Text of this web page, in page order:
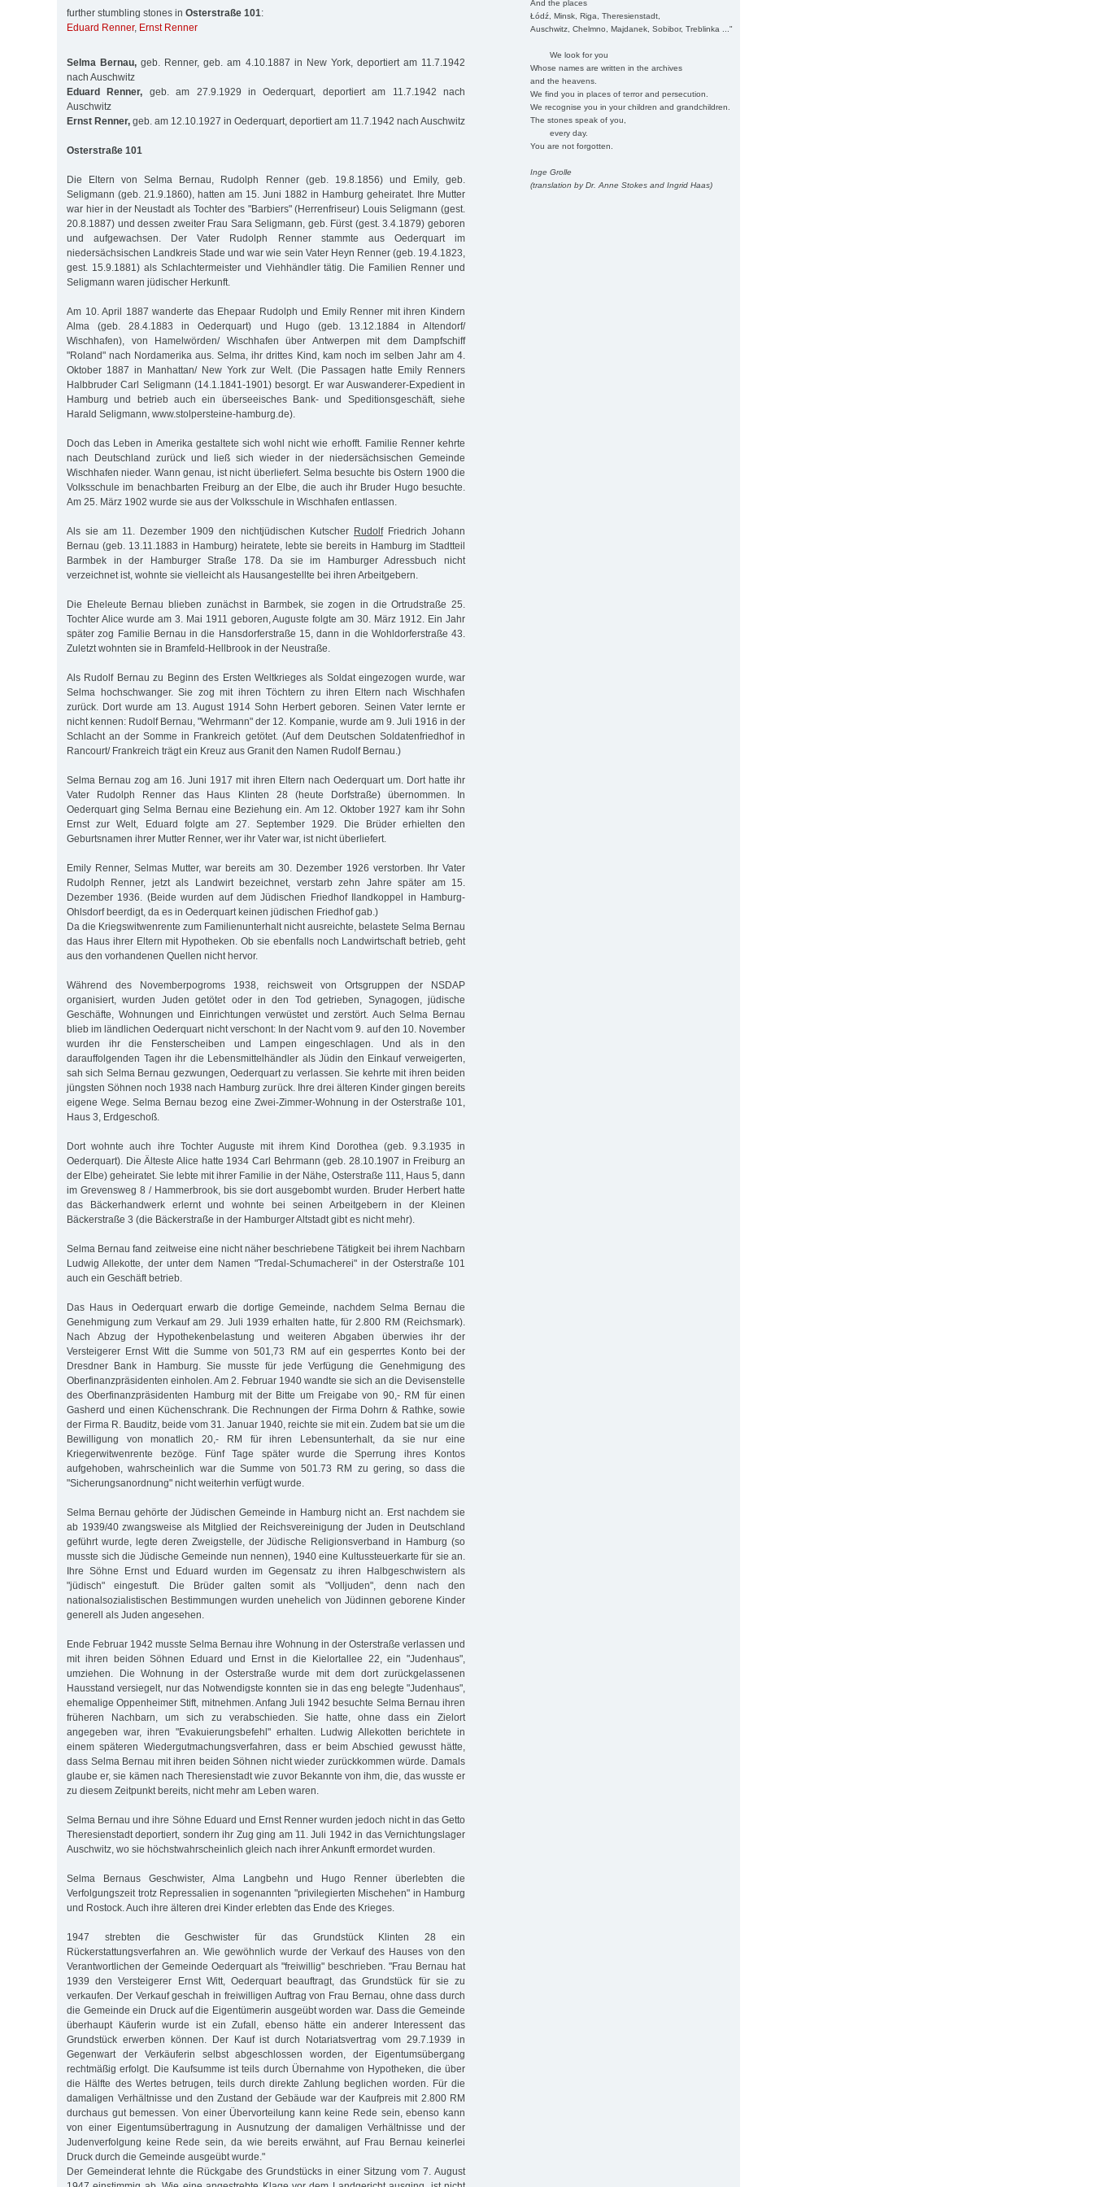
And the places
Łódź, Minsk, Riga, Theresienstadt,
Auschwitz, Chelmno, Majdanek, Sobibor, Treblinka ..."
We look for you
Whose names are written in the archives
and the heavens.
We find you in places of terror and persecution.
We recognise you in your children and grandchildren.
The stones speak of you,
every day.
You are not forgotten.
Inge Grolle
(translation by Dr. Anne Stokes and Ingrid Haas)
further stumbling stones in Osterstraße 101:
Eduard Renner, Ernst Renner
Selma Bernau, geb. Renner, geb. am 4.10.1887 in New York, deportiert am 11.7.1942
nach Auschwitz
Eduard Renner, geb. am 27.9.1929 in Oederquart, deportiert am 11.7.1942 nach
Auschwitz
Ernst Renner, geb. am 12.10.1927 in Oederquart, deportiert am 11.7.1942 nach Auschwitz
Osterstraße 101
Die Eltern von Selma Bernau, Rudolph Renner (geb. 19.8.1856) und Emily, geb.
Seligmann (geb. 21.9.1860), hatten am 15. Juni 1882 in Hamburg geheiratet. Ihre Mutter
war hier in der Neustadt als Tochter des "Barbiers" (Herrenfriseur) Louis Seligmann (gest.
20.8.1887) und dessen zweiter Frau Sara Seligmann, geb. Fürst (gest. 3.4.1879) geboren
und aufgewachsen. Der Vater Rudolph Renner stammte aus Oederquart im
niedersächsischen Landkreis Stade und war wie sein Vater Heyn Renner (geb. 19.4.1823,
gest. 15.9.1881) als Schlachtermeister und Viehhändler tätig. Die Familien Renner und
Seligmann waren jüdischer Herkunft.
Am 10. April 1887 wanderte das Ehepaar Rudolph und Emily Renner mit ihren Kindern
Alma (geb. 28.4.1883 in Oederquart) und Hugo (geb. 13.12.1884 in Altendorf/
Wischhafen), von Hamelwörden/ Wischhafen über Antwerpen mit dem Dampfschiff
"Roland" nach Nordamerika aus. Selma, ihr drittes Kind, kam noch im selben Jahr am 4.
Oktober 1887 in Manhattan/ New York zur Welt. (Die Passagen hatte Emily Renners
Halbbruder Carl Seligmann (14.1.1841-1901) besorgt. Er war Auswanderer-Expedient in
Hamburg und betrieb auch ein überseeisches Bank- und Speditionsgeschäft, siehe
Harald Seligmann, www.stolpersteine-hamburg.de).
Doch das Leben in Amerika gestaltete sich wohl nicht wie erhofft. Familie Renner kehrte
nach Deutschland zurück und ließ sich wieder in der niedersächsischen Gemeinde
Wischhafen nieder. Wann genau, ist nicht überliefert. Selma besuchte bis Ostern 1900 die
Volksschule im benachbarten Freiburg an der Elbe, die auch ihr Bruder Hugo besuchte.
Am 25. März 1902 wurde sie aus der Volksschule in Wischhafen entlassen.
Als sie am 11. Dezember 1909 den nichtjüdischen Kutscher RudolfFriedrich Johann
Bernau (geb. 13.11.1883 in Hamburg) heiratete, lebte sie bereits in Hamburg im Stadtteil
Barmbek in der Hamburger Straße 178. Da sie im Hamburger Adressbuch nicht
verzeichnet ist, wohnte sie vielleicht als Hausangestellte bei ihren Arbeitgebern.
Die Eheleute Bernau blieben zunächst in Barmbek, sie zogen in die Ortrudstraße 25.
Tochter Alice wurde am 3. Mai 1911 geboren, Auguste folgte am 30. März 1912. Ein Jahr
später zog Familie Bernau in die Hansdorferstraße 15, dann in die Wohldorferstraße 43.
Zuletzt wohnten sie in Bramfeld-Hellbrook in der Neustraße.
Als Rudolf Bernau zu Beginn des Ersten Weltkrieges als Soldat eingezogen wurde, war
Selma hochschwanger. Sie zog mit ihren Töchtern zu ihren Eltern nach Wischhafen
zurück. Dort wurde am 13. August 1914 Sohn Herbert geboren. Seinen Vater lernte er
nicht kennen: Rudolf Bernau, "Wehrmann" der 12. Kompanie, wurde am 9. Juli 1916 in der
Schlacht an der Somme in Frankreich getötet. (Auf dem Deutschen Soldatenfriedhof in
Rancourt/ Frankreich trägt ein Kreuz aus Granit den Namen Rudolf Bernau.)
Selma Bernau zog am 16. Juni 1917 mit ihren Eltern nach Oederquart um. Dort hatte ihr
Vater Rudolph Renner das Haus Klinten 28 (heute Dorfstraße) übernommen. In
Oederquart ging Selma Bernau eine Beziehung ein. Am 12. Oktober 1927 kam ihr Sohn
Ernst zur Welt, Eduard folgte am 27. September 1929. Die Brüder erhielten den
Geburtsnamen ihrer Mutter Renner, wer ihr Vater war, ist nicht überliefert.
Emily Renner, Selmas Mutter, war bereits am 30. Dezember 1926 verstorben. Ihr Vater
Rudolph Renner, jetzt als Landwirt bezeichnet, verstarb zehn Jahre später am 15.
Dezember 1936. (Beide wurden auf dem Jüdischen Friedhof Ilandkoppel in Hamburg-
Ohlsdorf beerdigt, da es in Oederquart keinen jüdischen Friedhof gab.)
Da die Kriegswitwenrente zum Familienunterhalt nicht ausreichte, belastete Selma Bernau
das Haus ihrer Eltern mit Hypotheken. Ob sie ebenfalls noch Landwirtschaft betrieb, geht
aus den vorhandenen Quellen nicht hervor.
Während des Novemberpogroms 1938, reichsweit von Ortsgruppen der NSDAP
organisiert, wurden Juden getötet oder in den Tod getrieben, Synagogen, jüdische
Geschäfte, Wohnungen und Einrichtungen verwüstet und zerstört. Auch Selma Bernau
blieb im ländlichen Oederquart nicht verschont: In der Nacht vom 9. auf den 10. November
wurden ihr die Fensterscheiben und Lampen eingeschlagen. Und als in den
darauffolgenden Tagen ihr die Lebensmittelhändler als Jüdin den Einkauf verweigerten,
sah sich Selma Bernau gezwungen, Oederquart zu verlassen. Sie kehrte mit ihren beiden
jüngsten Söhnen noch 1938 nach Hamburg zurück. Ihre drei älteren Kinder gingen bereits
eigene Wege. Selma Bernau bezog eine Zwei-Zimmer-Wohnung in der Osterstraße 101,
Haus 3, Erdgeschoß.
Dort wohnte auch ihre Tochter Auguste mit ihrem Kind Dorothea (geb. 9.3.1935 in
Oederquart). Die Älteste Alice hatte 1934 Carl Behrmann (geb. 28.10.1907 in Freiburg an
der Elbe) geheiratet. Sie lebte mit ihrer Familie in der Nähe, Osterstraße 111, Haus 5, dann
im Grevensweg 8 / Hammerbrook, bis sie dort ausgebombt wurden. Bruder Herbert hatte
das Bäckerhandwerk erlernt und wohnte bei seinen Arbeitgebern in der Kleinen
Bäckerstraße 3 (die Bäckerstraße in der Hamburger Altstadt gibt es nicht mehr).
Selma Bernau fand zeitweise eine nicht näher beschriebene Tätigkeit bei ihrem Nachbarn
Ludwig Allekotte, der unter dem Namen "Tredal-Schumacherei" in der Osterstraße 101
auch ein Geschäft betrieb.
Das Haus in Oederquart erwarb die dortige Gemeinde, nachdem Selma Bernau die
Genehmigung zum Verkauf am 29. Juli 1939 erhalten hatte, für 2.800 RM (Reichsmark).
Nach Abzug der Hypothekenbelastung und weiteren Abgaben überwies ihr der
Versteigerer Ernst Witt die Summe von 501,73 RM auf ein gesperrtes Konto bei der
Dresdner Bank in Hamburg. Sie musste für jede Verfügung die Genehmigung des
Oberfinanzpräsidenten einholen. Am 2. Februar 1940 wandte sie sich an die Devisenstelle
des Oberfinanzpräsidenten Hamburg mit der Bitte um Freigabe von 90,- RM für einen
Gasherd und einen Küchenschrank. Die Rechnungen der Firma Dohrn & Rathke, sowie
der Firma R. Bauditz, beide vom 31. Januar 1940, reichte sie mit ein. Zudem bat sie um die
Bewilligung von monatlich 20,- RM für ihren Lebensunterhalt, da sie nur eine
Kriegerwitwenrente bezöge. Fünf Tage später wurde die Sperrung ihres Kontos
aufgehoben, wahrscheinlich war die Summe von 501.73 RM zu gering, so dass die
"Sicherungsanordnung" nicht weiterhin verfügt wurde.
Selma Bernau gehörte der Jüdischen Gemeinde in Hamburg nicht an. Erst nachdem sie
ab 1939/40 zwangsweise als Mitglied der Reichsvereinigung der Juden in Deutschland
geführt wurde, legte deren Zweigstelle, der Jüdische Religionsverband in Hamburg (so
musste sich die Jüdische Gemeinde nun nennen), 1940 eine Kultussteuerkarte für sie an.
Ihre Söhne Ernst und Eduard wurden im Gegensatz zu ihren Halbgeschwistern als
"jüdisch" eingestuft. Die Brüder galten somit als "Volljuden", denn nach den
nationalsozialistischen Bestimmungen wurden unehelich von Jüdinnen geborene Kinder
generell als Juden angesehen.
Ende Februar 1942 musste Selma Bernau ihre Wohnung in der Osterstraße verlassen und
mit ihren beiden Söhnen Eduard und Ernst in die Kielortallee 22, ein "Judenhaus",
umziehen. Die Wohnung in der Osterstraße wurde mit dem dort zurückgelassenen
Hausstand versiegelt, nur das Notwendigste konnten sie in das eng belegte "Judenhaus",
ehemalige Oppenheimer Stift, mitnehmen. Anfang Juli 1942 besuchte Selma Bernau ihren
früheren Nachbarn, um sich zu verabschieden. Sie hatte, ohne dass ein Zielort
angegeben war, ihren "Evakuierungsbefehl" erhalten. Ludwig Allekotten berichtete in
einem späteren Wiedergutmachungsverfahren, dass er beim Abschied gewusst hätte,
dass Selma Bernau mit ihren beiden Söhnen nicht wieder zurückkommen würde. Damals
glaube er, sie kämen nach Theresienstadt wie zuvor Bekannte von ihm, die, das wusste er
zu diesem Zeitpunkt bereits, nicht mehr am Leben waren.
Selma Bernau und ihre Söhne Eduard und Ernst Renner wurden jedoch nicht in das Getto
Theresienstadt deportiert, sondern ihr Zug ging am 11. Juli 1942 in das Vernichtungslager
Auschwitz, wo sie höchstwahrscheinlich gleich nach ihrer Ankunft ermordet wurden.
Selma Bernaus Geschwister, Alma Langbehn und Hugo Renner überlebten die
Verfolgungszeit trotz Repressalien in sogenannten "privilegierten Mischehen" in Hamburg
und Rostock. Auch ihre älteren drei Kinder erlebten das Ende des Krieges.
1947 strebten die Geschwister für das Grundstück Klinten 28 ein
Rückerstattungsverfahren an. Wie gewöhnlich wurde der Verkauf des Hauses von den
Verantwortlichen der Gemeinde Oederquart als "freiwillig" beschrieben. "Frau Bernau hat
1939 den Versteigerer Ernst Witt, Oederquart beauftragt, das Grundstück für sie zu
verkaufen. Der Verkauf geschah in freiwilligen Auftrag von Frau Bernau, ohne dass durch
die Gemeinde ein Druck auf die Eigentümerin ausgeübt worden war. Dass die Gemeinde
überhaupt Käuferin wurde ist ein Zufall, ebenso hätte ein anderer Interessent das
Grundstück erwerben können. Der Kauf ist durch Notariatsvertrag vom 29.7.1939 in
Gegenwart der Verkäuferin selbst abgeschlossen worden, der Eigentumsübergang
rechtmäßig erfolgt. Die Kaufsumme ist teils durch Übernahme von Hypotheken, die über
die Hälfte des Wertes betrugen, teils durch direkte Zahlung beglichen worden. Für die
damaligen Verhältnisse und den Zustand der Gebäude war der Kaufpreis mit 2.800 RM
durchaus gut bemessen. Von einer Übervorteilung kann keine Rede sein, ebenso kann
von einer Eigentumsübertragung in Ausnutzung der damaligen Verhältnisse und der
Judenverfolgung keine Rede sein, da wie bereits erwähnt, auf Frau Bernau keinerlei
Druck durch die Gemeinde ausgeübt wurde."
Der Gemeinderat lehnte die Rückgabe des Grundstücks in einer Sitzung vom 7. August